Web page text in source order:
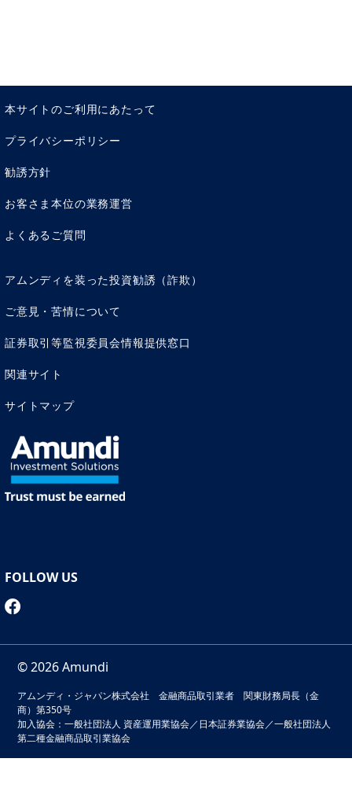
本サイトのご利用にあたって
プライバシーポリシー
勧誘方針
お客さま本位の業務運営
よくあるご質問
アムンディを装った投資勧誘（詐欺）
ご意見・苦情について
証券取引等監視委員会情報提供窓口
関連サイト
サイトマップ
FOLLOW US
© 2026 Amundi
アムンディ・ジャパン株式会社 金融商品取引業者 関東財務局長（金
商）第350号
加入協会：一般社団法人 資産運用業協会／日本証券業協会／一般社団法人
第二種金融商品取引業協会